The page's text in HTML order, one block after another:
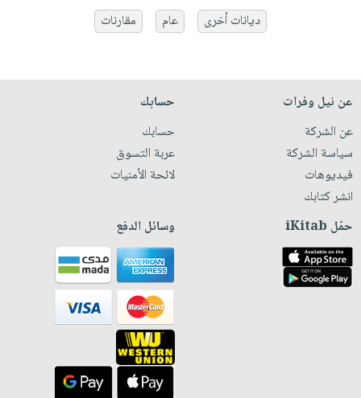
ديانات أخرى
عام مقارنات
عن نيل وفرات
عن الشركة
سياسة الشركة
فيديوهات
انشر كتابك
حسابك
حسابك
عربة التسوق
لائحة الأمنيات
حمّل iKitab وسائل الدفع